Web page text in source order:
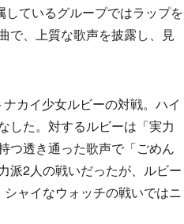
ているグループではラップを
で、上質な歌声を披露し、見
カイ少女ルビーの対戦。ハイ
した。対するルビーは「実力
つ透き通った歌声で「ごめん
派2人の戦いだったが、ルビー
ャイなウォッチの戦いではニ